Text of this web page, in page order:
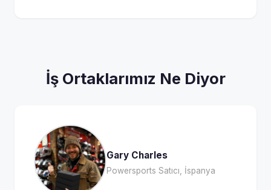
İş Ortaklarımız Ne Diyor
Gary Charles
Powersports Satıcı, İspanya